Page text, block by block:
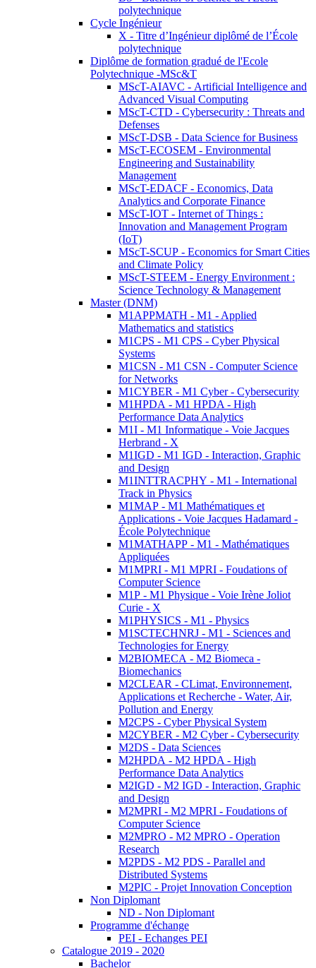
polytechnique
Cycle Ingénieur
X - Titre d’Ingénieur diplômé de l’École
polytechnique
Diplôme de formation gradué de l'Ecole
Polytechnique -MSc&T
MScT-AIAVC - Artificial Intelligence and
Advanced Visual Computing
MScT-CTD - Cybersecurity : Threats and
Defenses
MScT-DSB - Data Science for Business
MScT-ECOSEM - Environmental
Engineering and Sustainability
Management
MScT-EDACF - Economics, Data
Analytics and Corporate Finance
MScT-IOT - Internet of Things :
Innovation and Management Program
(IoT)
MScT-SCUP - Economics for Smart Cities
and Climate Policy
MScT-STEEM - Energy Environment :
Science Technology & Management
Master (DNM)
M1APPMATH - M1 - Applied
Mathematics and statistics
M1CPS - M1 CPS - Cyber Physical
Systems
M1CSN - M1 CSN - Computer Science
for Networks
M1CYBER - M1 Cyber - Cybersecurity
M1HPDA - M1 HPDA - High
Performance Data Analytics
M1I - M1 Informatique - Voie Jacques
Herbrand - X
M1IGD - M1 IGD - Interaction, Graphic
and Design
M1INTTRACPHY - M1 - International
Track in Physics
M1MAP - M1 Mathématiques et
Applications - Voie Jacques Hadamard -
École Polytechnique
M1MATHAPP - M1 - Mathématiques
Appliquées
M1MPRI - M1 MPRI - Foudations of
Computer Science
M1P - M1 Physique - Voie Irène Joliot
Curie - X
M1PHYSICS - M1 - Physics
M1SCTECHNRJ - M1 - Sciences and
Technologies for Energy
M2BIOMECA - M2 Biomeca -
Biomechanics
M2CLEAR - CLimat, Environnement,
Applications et Recherche - Water, Air,
Pollution and Energy
M2CPS - Cyber Physical System
M2CYBER - M2 Cyber - Cybersecurity
M2DS - Data Sciences
M2HPDA - M2 HPDA - High
Performance Data Analytics
M2IGD - M2 IGD - Interaction, Graphic
and Design
M2MPRI - M2 MPRI - Foudations of
Computer Science
M2MPRO - M2 MPRO - Operation
Research
M2PDS - M2 PDS - Parallel and
Distributed Systems
M2PIC - Projet Innovation Conception
Non Diplomant
ND - Non Diplomant
Programme d'échange
PEI - Echanges PEI
Catalogue 2019 - 2020
Bachelor